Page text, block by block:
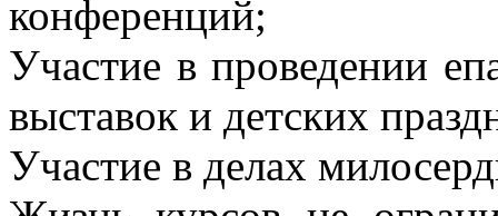
конференций;
Участие в проведении
выставок и детских
Участие в делах